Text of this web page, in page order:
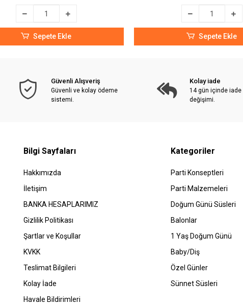
Sepete Ekle Sepete Ekle
Güvenli Alışveriş
Güvenli ve kolay ödeme
sistemi.
Kolay iade
14 gün içinde iade
değişimi.
Bilgi Sayfaları
Hakkımızda
İletişim
BANKA HESAPLARIMIZ
Gizlilik Politikası
Şartlar ve Koşullar
KVKK
Teslimat Bilgileri
Kolay İade
Havale Bildirimleri
Kategoriler
Parti Konseptleri
Parti Malzemeleri
Doğum Günü Süsleri
Balonlar
1 Yaş Doğum Günü
Baby/Diş
Özel Günler
Sünnet Süsleri